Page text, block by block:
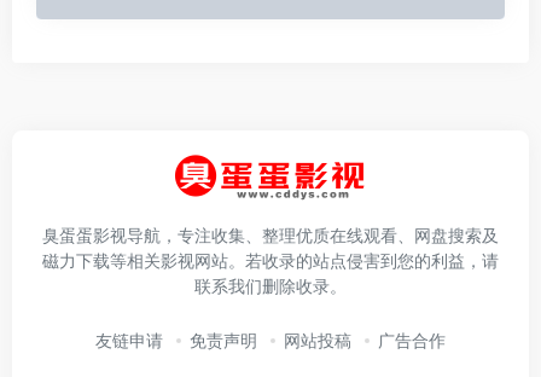
臭蛋蛋影视导航，专注收集、整理优质在线观看、网盘搜索及
磁力下载等相关影视网站。若收录的站点侵害到您的利益，请
联系我们删除收录。
友链申请 免责声明 网站投稿 广告合作